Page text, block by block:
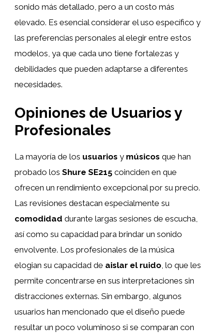
sonido más detallado, pero a un costo más
elevado. Es esencial considerar el uso específico y
las preferencias personales al elegir entre estos
modelos, ya que cada uno tiene fortalezas y
debilidades que pueden adaptarse a diferentes
necesidades.
Opiniones de Usuarios y
Profesionales
La mayoría de los usuarios y músicos que han
probado los Shure SE215 coinciden en que
ofrecen un rendimiento excepcional por su precio.
Las revisiones destacan especialmente su
comodidad durante largas sesiones de escucha,
así como su capacidad para brindar un sonido
envolvente. Los profesionales de la música
elogian su capacidad de aislar el ruido, lo que les
permite concentrarse en sus interpretaciones sin
distracciones externas. Sin embargo, algunos
usuarios han mencionado que el diseño puede
resultar un poco voluminoso si se comparan con